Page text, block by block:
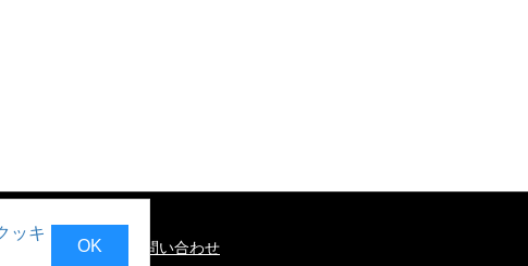
ッキ
OK
に基づく表記 お問い合わせ